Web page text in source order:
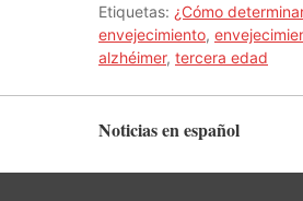
Etiquetas: ¿Cómo
envejecimiento,
alzhéimer, tercera edad
Noticias en español